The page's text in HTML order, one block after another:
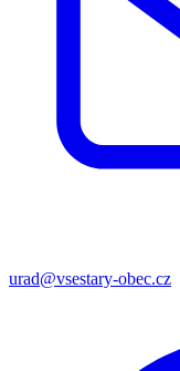
urad@vsestary-obec.cz